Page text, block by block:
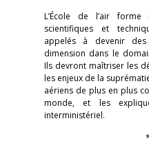
L’École de l’air forme
scientifiques et
appelés à devenir
dimension dans le
Ils devront maîtriser les
les enjeux de la
aériens de plus en plus
monde, et les
interministériel.